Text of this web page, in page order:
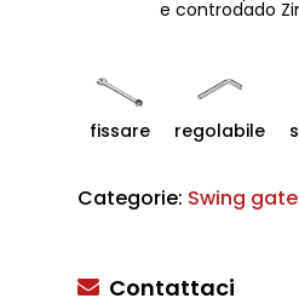
e controdado
fissare regolabile
Categorie: Swing
Contattaci